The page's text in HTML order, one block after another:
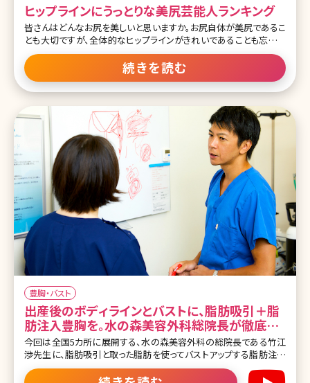
ヒップラインにうっとりな美尻芸能人ランキング
皆さんはどんなお尻を美しいと思いますか。お尻自体が美尻であるこ
とも大切ですが、全体的なヒップラインがきれいであることも忘れて
はいけないポイント。 日本人の尻回りは欧米の人と比べ、骨盤の位
置がやや後ろで、筋肉の発達度が弱いため、垂れやすくぺったんこな
お尻が多いと言われています。 しかし男性が魅力を感じる部位として
も、よくあげられることのある「お尻」。是非ともその形は気にしてい
りますか。今回は、目標にも設定できそうな、きれいなお尻・ヒップラ
インを持つ芸能人たちをランキングでご紹介します。 目次 第1位 田中
みな実 第2位 長谷川潤 第3位 深田恭子 第4位 足立梨花 第5位 中村
アン 第6位 ダレノガレ明美 第7位 森星 第8位 小嶋陽菜 第9位 秋元
才加 第10位 川口春奈 まとめ 第
続きを読む
豊胸・バスト
出産後のボディラインとバストに、脂肪吸引＋脂
肪注入豊胸を。水の森美容外科総院長が徹底解
説
今回は全国5カ所に展開する、水の森美容外科の総院長である竹江
渉先生に、脂肪吸引と取った脂肪を使ってバストアップする脂肪注入
豊胸について、詳しく解説して頂きました。 通常の脂肪吸引のメリッ
ト、デメリットはもちろん、産後の女性の多くが直面するボディライン